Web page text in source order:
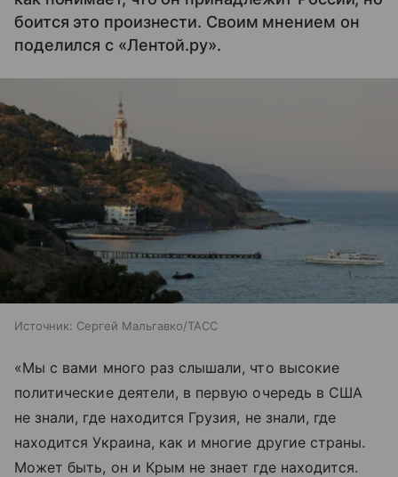
боится это произнести. Своим мнением он
поделился с «Лентой.ру».
Источник: Сергей Мальгавко/ТАСС
«Мы с вами много раз слышали, что высокие
политические деятели, в первую очередь в США
не знали, где находится Грузия, не знали, где
находится Украина, как и многие другие страны.
Может быть, он и Крым не знает где находится.